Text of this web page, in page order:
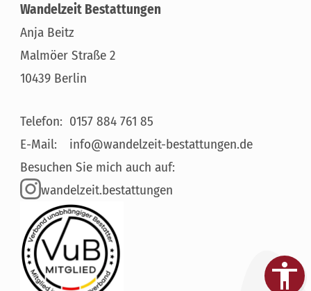
Wandelzeit Bestattungen
Anja Beitz
Malmöer Straße 2
10439 Berlin
Telefon: 0157 884 761 85
E-Mail:
info@wandelzeit-bestattungen.de
Besuchen Sie mich auch auf:
wandelzeit.bestattungen